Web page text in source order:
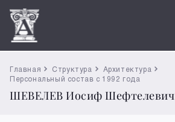
Главная Структура
Архитектура
Персональный состав с 1992 года
ШЕВЕЛЕВ Иосиф Шефтелевич